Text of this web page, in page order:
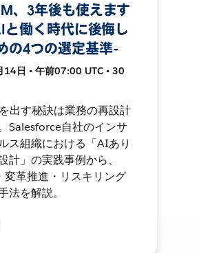
、3年後も使えます
働く時代に後悔し
の4つの選定基準-
日 • 午前07:00 UTC • 30
出す秘訣は業務の再設計
Salesforce自社のインサ
ス組織における「AIあり
計」の実践事例から、
変革推進・リスキリング
法を解説。